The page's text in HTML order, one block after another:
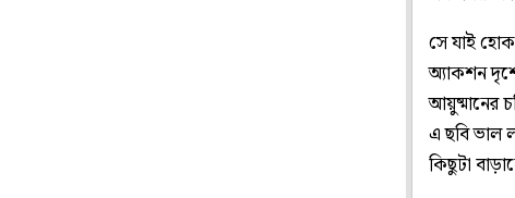
সে যাই
অ্যাকশন
আয়ুষ্মানের
এ ছবি ভাল
কিছুটা